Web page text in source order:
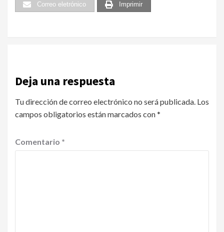
Correo eletrónico Imprimir
Deja una respuesta
Tu dirección de correo electrónico no será publicada. Los
campos obligatorios están marcados con*
Comentario *